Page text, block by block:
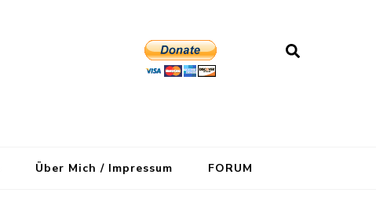
Über Mich / Impressum FORUM